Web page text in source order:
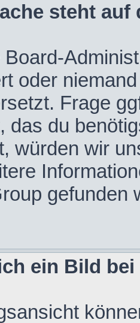
steht
oder
Frage
das du
würden wir
gefunden
ein Bild